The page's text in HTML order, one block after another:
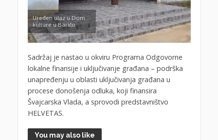
Uređen ulaz u Dom
kulture u Bariču
Sadržaj je nastao u okviru Programa Odgovorne
lokalne finansije i uključivanje građana – podrška
unapređenju u oblasti uključivanja građana u
procese donošenja odluka, koji finansira
Švajcarska Vlada, a sprovodi predstavništvo
HELVETAS.
You may also like